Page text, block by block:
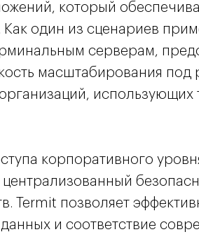
который
Как один из сценариев
серверам,
масштабирования
корпоративного
Termit позволяет
и соответствие